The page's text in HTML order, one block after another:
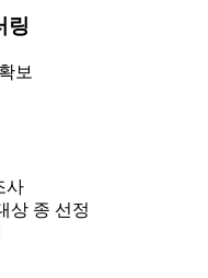
링
보
사
상 종 선정